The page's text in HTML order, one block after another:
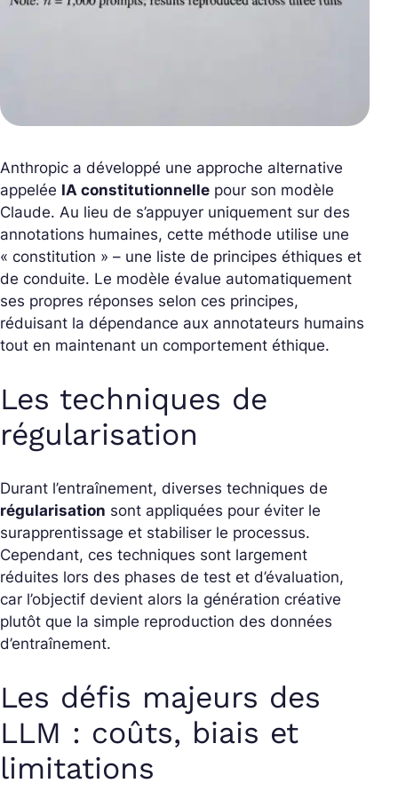
Anthropic a développé une approche alternative
appelée IA constitutionnelle pour son modèle
Claude. Au lieu de s’appuyer uniquement sur des
annotations humaines, cette méthode utilise une
« constitution » – une liste de principes éthiques et
de conduite. Le modèle évalue automatiquement
ses propres réponses selon ces principes,
réduisant la dépendance aux annotateurs humains
tout en maintenant un comportement éthique.
Les techniques de
régularisation
Durant l’entraînement, diverses techniques de
régularisation sont appliquées pour éviter le
surapprentissage et stabiliser le processus.
Cependant, ces techniques sont largement
réduites lors des phases de test et d’évaluation,
car l’objectif devient alors la génération créative
plutôt que la simple reproduction des données
d’entraînement.
Les défis majeurs des
LLM : coûts, biais et
limitations